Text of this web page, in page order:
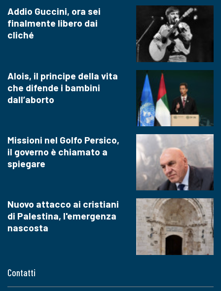
Contatti
Addio Guccini, ora sei
finalmente libero dai
cliché
Alois, il principe della vita
che difende i bambini
dall’aborto
Missioni nel Golfo Persico,
il governo è chiamato a
spiegare
Nuovo attacco ai cristiani
di Palestina, l'emergenza
nascosta